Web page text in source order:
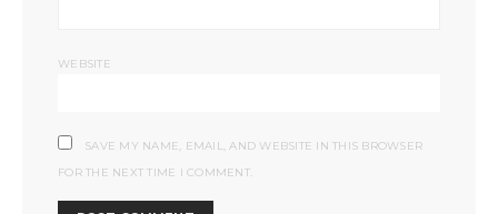
WEBSITE
SAVE MY NAME, EMAIL, AND WEBSITE IN THIS BROWSER
FOR THE NEXT TIME I COMMENT.